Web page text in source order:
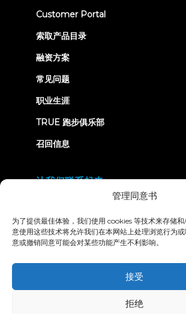
管理同意书
为了提供最佳体验，我们使用 cookies 等技术来存储
意使用这些技术将允许我们在本网站上处理浏览行为
意或撤销同意可能会对某些功能产生不利影响。
接受
拒绝
Customer Portal(opens
索取产品目录
融资方案
常见问题
职业生涯
TRUE 跑步俱乐部
召回信息
让我们联系起来
© 2026 True Fitness. All Rights
隐私政策
条
无障碍声明